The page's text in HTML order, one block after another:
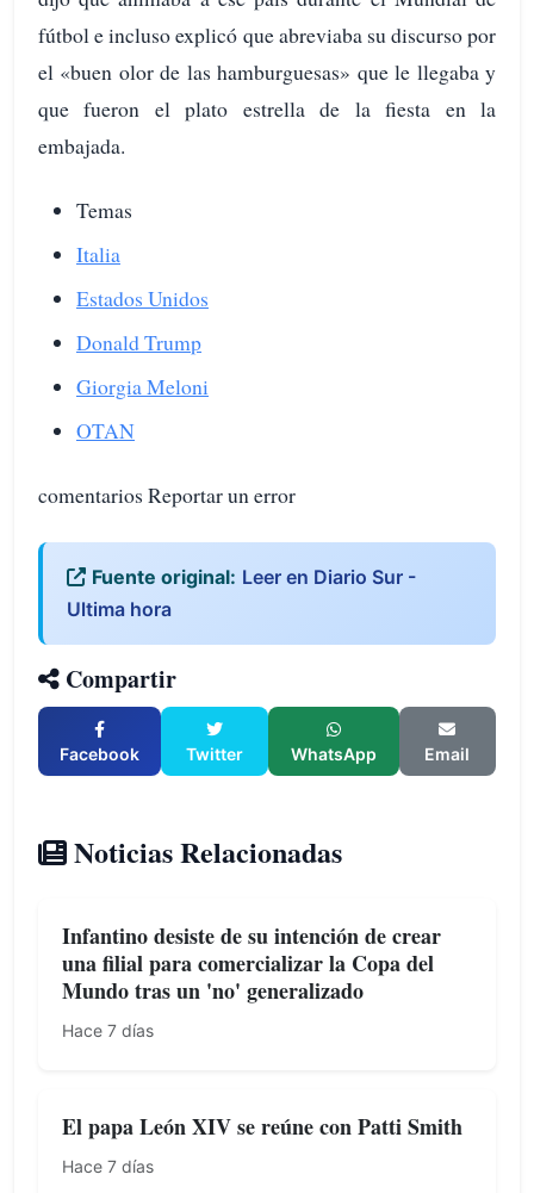
fútbol e incluso explicó que abreviaba su discurso por
el «buen olor de las hamburguesas» que le llegaba y
que fueron el plato estrella de la fiesta en la
embajada.
Temas
Italia
Estados Unidos
Donald Trump
Giorgia Meloni
OTAN
comentarios Reportar un error
Fuente original: Leer en Diario Sur -
Ultima hora
Compartir
Facebook Twitter WhatsApp Email
Noticias Relacionadas
Infantino desiste de su intención de crear
una filial para comercializar la Copa del
Mundo tras un 'no' generalizado
Hace 7 días
El papa León XIV se reúne con Patti Smith
Hace 7 días